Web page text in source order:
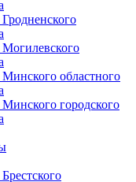
областного
городского